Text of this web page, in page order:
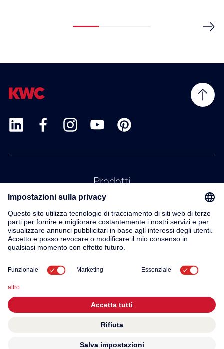
Prodotti
Servizio
Contatto
Su di noi
Protezione dei dati
Termini e condizioni generali